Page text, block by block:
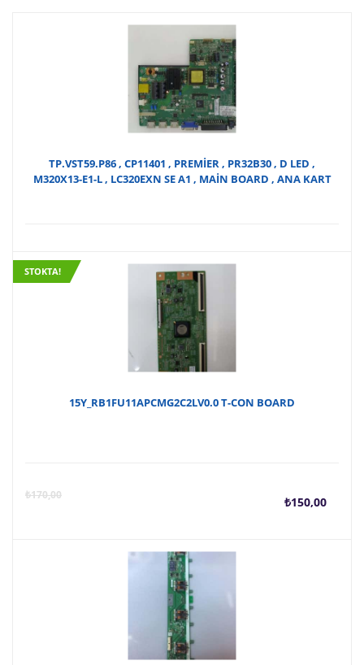
TP.VST59.P86 , CP11401 , PREMİER , PR32B30 , D LED ,
M320X13-E1-L , LC320EXN SE A1 , MAİN BOARD , ANA KART
STOKTA!
15Y_RB1FU11APCMG2C2LV0.0 T-CON BOARD
₺170,00 ₺150,00
Şu